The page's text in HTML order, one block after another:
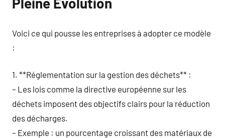
Voici ce qui pousse les entreprises à adopter ce modèle
:
1. **Réglementation sur la gestion des déchets** :
– Les lois comme la directive européenne sur les
déchets imposent des objectifs clairs pour la réduction
des décharges.
– Exemple : un pourcentage croissant des matériaux de